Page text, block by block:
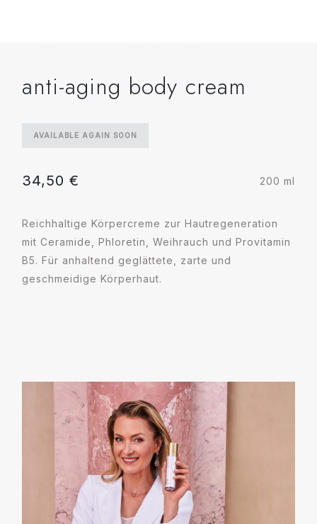
anti-aging body cream
AVAILABLE AGAIN SOON
34,50€ 200 ml
Reichhaltige Körpercreme zur Hautregeneration
mit Ceramide, Phloretin, Weihrauch und Provitamin
B5. Für anhaltend geglättete, zarte und
geschmeidige Körperhaut.